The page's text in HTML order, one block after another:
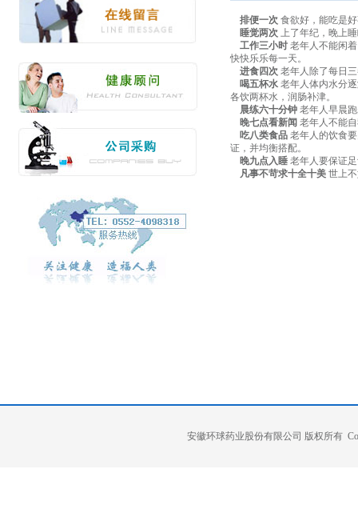
排便一次食欲好，能吃是
睡觉两次上了年纪，晚上
工作三小时老年人不能闲着
快快乐乐每一天。
进食四次老年人除了每日
喝五杯水老年人体内水分
各饮两杯水，润肠补津。
晨练六十分钟老年人早晨跑
晚七点看新闻 老年人不能
吃八类食品老年人的饮食要
证，并均衡搭配。
晚九点入睡老年人要保证足
凡事不苛求十全十美世上不
安徽环球药业股份有限公司 版权所有